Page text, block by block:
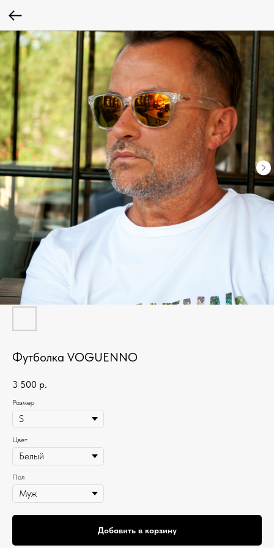
Футболка VOGUENNO
3 500 р.
Размер
Цвет
Пол
Добавить в корзину